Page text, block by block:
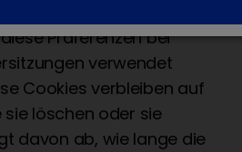
bestimmte Website
Präferenzen bei
verwendet
Cookies verbleiben auf
sie löschen oder sie
davon ab, wie lange die